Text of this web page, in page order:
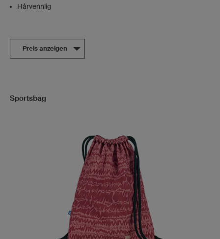
Hårvennlig
Preis anzeigen
Sportsbag